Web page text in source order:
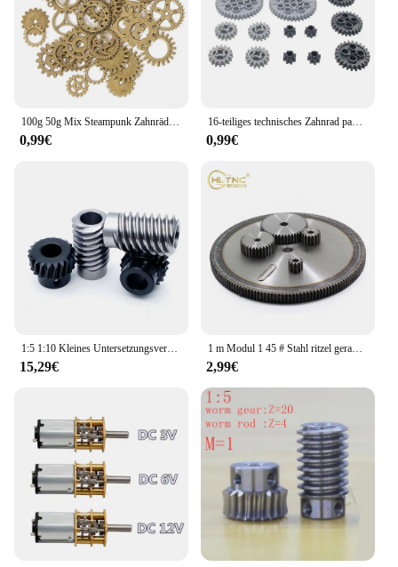
0,99€
16-teiliges technisches Zahnrad paket, kompatibel mit Legoeds Moc-Baustein 10928 94925 3648 3649 Sortiments kit 8/16/24/40 Zahnrad
0,99€
15,29€
1 m Modul 1 45 # Stahl ritzel gerade Zähne Zahnrad 10mm Dicke 8t 18t 20t bis 200 Zahn fit 1 Mod CNC Graveur Maschinen gestell
2,99€